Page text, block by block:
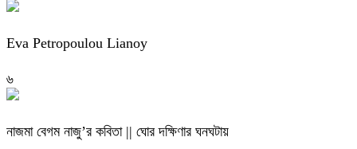
Eva Petropoulou Lianoy
৬
নাজমা বেগম নাজু’র কবিতা || ঘোর দক্ষিণার ঘনঘটায়